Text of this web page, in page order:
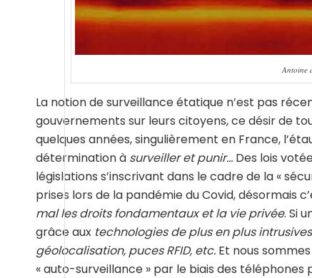
Antoine
La notion de surveillance étatique n’est pas
gouvernements sur leurs citoyens, ce désir de
quelques années, singulièrement en France,
détermination à surveiller et punir… Des lois
législations s’inscrivant dans le cadre de la «
prises lors de la pandémie du Covid, désormais
mal les droits fondamentaux et la vie privée. Si
grâce aux technologies de plus en plus
géolocalisation, puces RFID, etc. Et nous
« auto-surveillance » par le biais des téléphones